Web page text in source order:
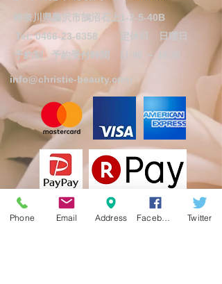
神奈川県藤沢市鵠沼石上1-2-5-40B
Tel:0466-23-6358定休日 日曜日
予約制 予約受付時間 11:00 ～ 18:30
info@christie-beauty.com
Follow Us
Phone Email Address Twitter